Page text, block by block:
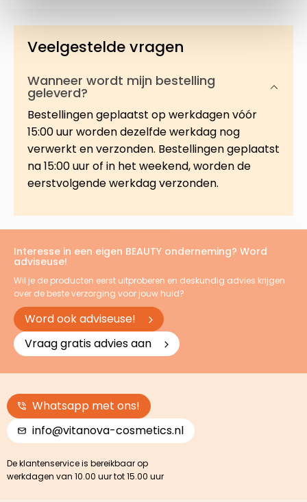
Veelgestelde vragen
Wanneer wordt mijn bestelling
geleverd?
Bestellingen geplaatst op werkdagen vóór
15:00 uur worden dezelfde werkdag nog
verwerkt en verzonden. Bestellingen geplaatst
na 15:00 uur of in het weekend, worden de
eerstvolgende werkdag verzonden.
Interesse in een eigen BEAUTY onderneming? Word
adviseuse!
Wil je de producten eerst uitproberen en deskundig advies krijgen
over de beste verzorging voor jouw huid?
Word ook adviseuse!
Vraag gratis advies aan
Whatsapp met ons!
info@vitanova-cosmetics.nl
De klantenservice is bereikbaar op
werkdagen van 10.00 uur tot 15.00 uur